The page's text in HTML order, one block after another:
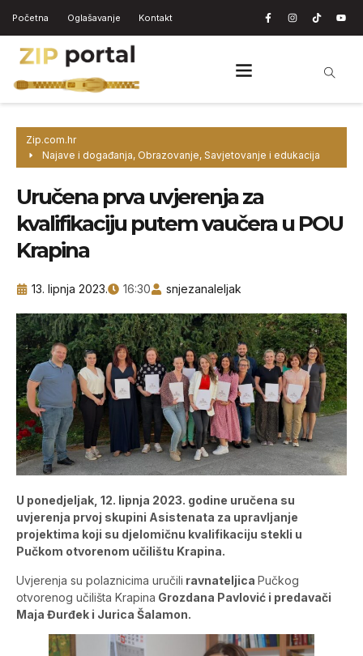
Početna Oglašavanje Kontakt
Zip.com.hr
Najave i događanja, Obrazovanje, Savjetovanje i edukacija
Uručena prva uvjerenja za
kvalifikaciju putem vaučera u POU
Krapina
13. lipnja 2023. 16:30 snjezanaleljak
U ponedjeljak, 12. lipnja 2023. godine uručena su
uvjerenja prvoj skupini Asistenata za upravljanje
projektima koji su djelomičnu kvalifikaciju stekli u
Pučkom otvorenom učilištu Krapina.
Uvjerenja su polaznicima uručili ravnateljica Pučkog
otvorenog učilišta Krapina Grozdana Pavlović i predavači
Maja Đurđek i Jurica Šalamon.